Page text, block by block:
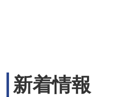
新着情報